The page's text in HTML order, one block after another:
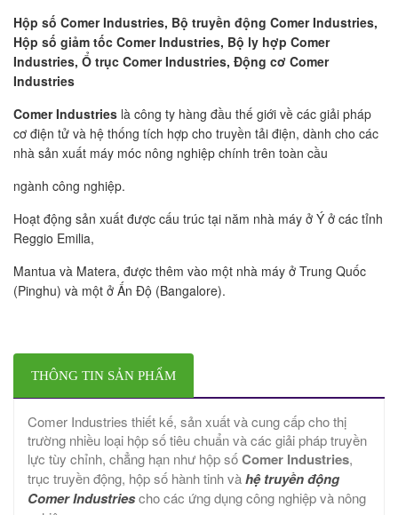
Hộp số Comer Industries, Bộ truyền động Comer Industries,
Hộp số giảm tốc Comer Industries, Bộ ly hợp Comer
Industries, Ổ trục Comer Industries, Động cơ Comer
Industries
Comer Industries là công ty hàng đầu thế giới về các giải pháp
cơ điện tử và hệ thống tích hợp cho truyền tải điện, dành cho các
nhà sản xuất máy móc nông nghiệp chính trên toàn cầu
ngành công nghiệp.
Hoạt động sản xuất được cấu trúc tại năm nhà máy ở Ý ở các tỉnh
Reggio Emilia,
Mantua và Matera, được thêm vào một nhà máy ở Trung Quốc
(Pinghu) và một ở Ấn Độ (Bangalore).
THÔNG TIN SẢN PHẨM
Comer Industries thiết kế, sản xuất và cung cấp cho thị
trường nhiều loại hộp số tiêu chuẩn và các giải pháp truyền
lực tùy chỉnh, chẳng hạn như hộp sốComer Industries,
trục truyền động, hộp số hành tinh vàhệ truyền động
Comer Industriescho các ứng dụng công nghiệp và nông